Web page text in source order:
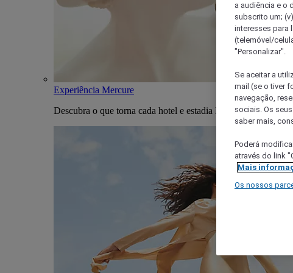
Experiência Mercure
Descubra o que torna cada hotel e estadia Mercure única
a audiência e o
subscrito um;
interesses para
(telemóvel/
"Personalizar".
Se aceitar a
mail (se o tiver
navegação,
sociais. Os
saber mais,
Poderá
através do link
Mais
Os nossos